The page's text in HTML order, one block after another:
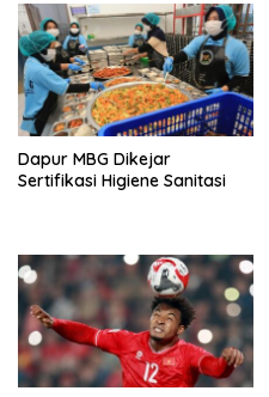
Dapur MBG Dikejar
Sertifikasi Higiene Sanitasi